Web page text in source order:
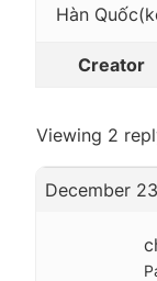
Hàn
Creator
Viewing 2
December